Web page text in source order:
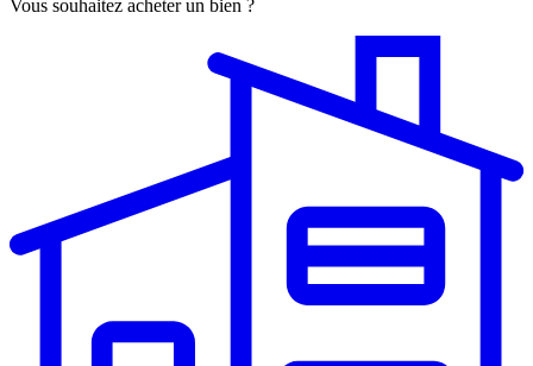
Vous souhaitez acheter un bien ?